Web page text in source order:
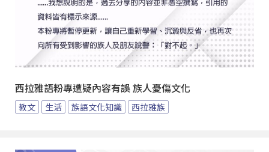
西拉雅語粉專遭疑內容有誤 族人憂傷文化
教文 生活 族語文化知識 西拉雅族